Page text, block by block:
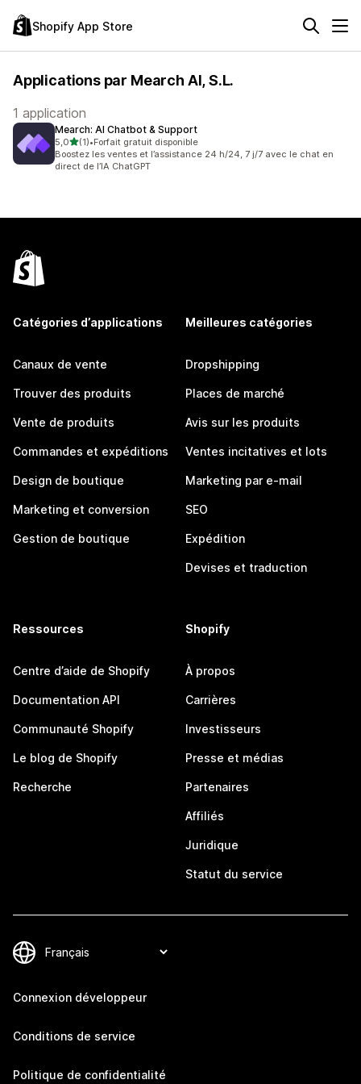
Shopify App Store
Applications par Mearch AI, S.L.
1 application
Mearch: AI Chatbot & Support
5,0étoile(s) sur 5
(1)
1 avis au total
•Forfait gratuit disponible
Boostez les ventes et l’assistance 24 h/24, 7 j/7 avec le chat en
direct de l’IA ChatGPT
Catégories d’applications
Canaux de vente
Trouver des produits
Vente de produits
Commandes et expéditions
Design de boutique
Marketing et conversion
Gestion de boutique
Meilleures catégories
Dropshipping
Places de marché
Avis sur les produits
Ventes incitatives et lots
Marketing par e-mail
SEO
Expédition
Devises et traduction
Ressources
Centre d’aide de Shopify
Documentation API
Communauté Shopify
Le blog de Shopify
Recherche
Shopify
À propos
Carrières
Investisseurs
Presse et médias
Partenaires
Affiliés
Juridique
Statut du service
Connexion développeur
Conditions de service
Politique de confidentialité